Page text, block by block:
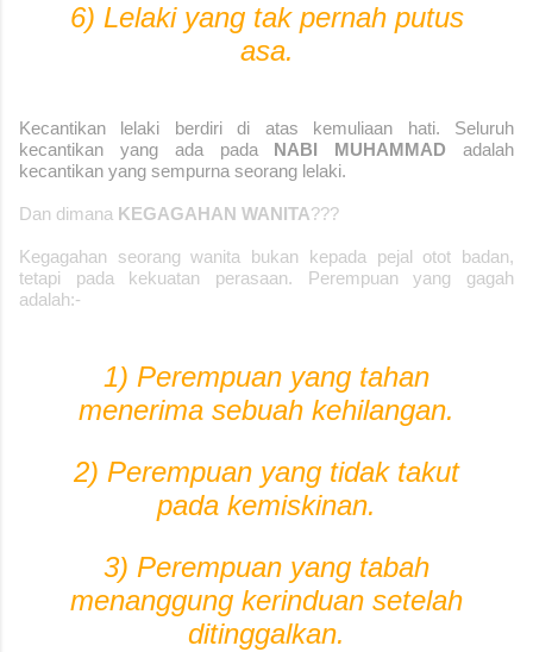
6) Lelaki yang tak pernah putus
asa.
Kecantikan lelaki berdiri di atas kemuliaan hati. Seluruh
kecantikan yang ada pada NABI MUHAMMAD adalah
kecantikan yang sempurna seorang lelaki.
Dan dimana KEGAGAHAN WANITA???
Kegagahan seorang wanita bukan kepada pejal otot badan,
tetapi pada kekuatan perasaan. Perempuan yang gagah
adalah:-
1) Perempuan yang tahan
menerima sebuah kehilangan.
2) Perempuan yang tidak takut
pada kemiskinan.
3) Perempuan yang tabah
menanggung kerinduan setelah
ditinggalkan.